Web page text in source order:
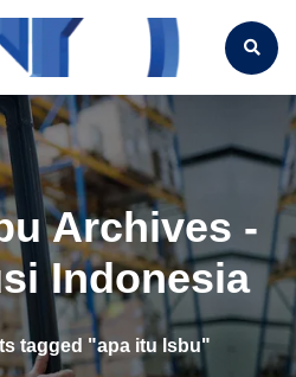
Archives -
Indonesia
tagged "apa itu lsbu"